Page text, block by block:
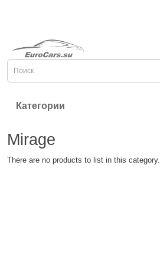
Категории
Mirage
There are no products to list in this category.